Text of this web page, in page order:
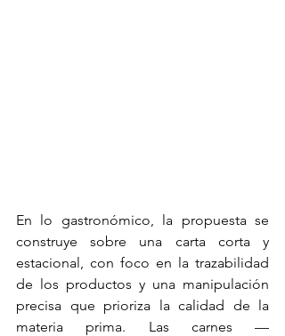
En lo gastronómico, la propuesta se
construye sobre una carta corta y
estacional, con foco en la trazabilidad
de los productos y una manipulación
precisa que prioriza la calidad de la
materia prima. Las carnes —